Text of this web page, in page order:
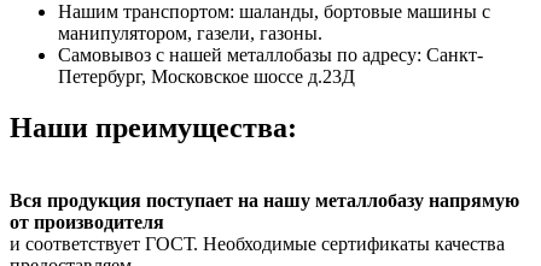
Нашим транспортом: шаланды, бортовые машины с
манипулятором, газели, газоны.
Самовывоз с нашей металлобазы по адресу: Санкт-
Петербург, Московское шоссе д.23Д
Наши преимущества:
Вся продукция поступает на нашу металлобазу напрямую
от производителя
и соответствует ГОСТ. Необходимые сертификаты качества